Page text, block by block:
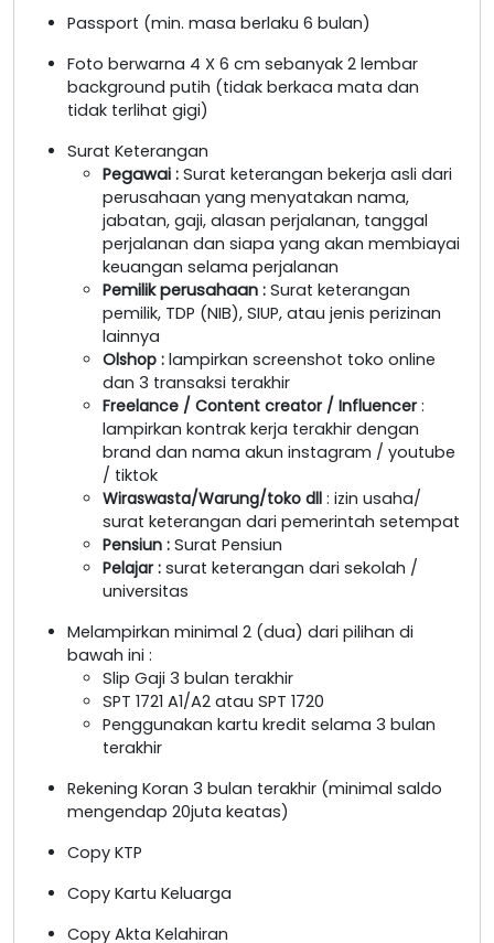
Passport (min. masa berlaku 6 bulan)
Foto berwarna 4 X 6 cm sebanyak 2 lembar
background putih (tidak berkaca mata dan
tidak terlihat gigi)
Surat Keterangan
Pegawai : Surat keterangan bekerja asli dari
perusahaan yang menyatakan nama,
jabatan, gaji, alasan perjalanan, tanggal
perjalanan dan siapa yang akan membiayai
keuangan selama perjalanan
Pemilik perusahaan : Surat keterangan
pemilik, TDP (NIB), SIUP, atau jenis perizinan
lainnya
Olshop : lampirkan screenshot toko online
dan 3 transaksi terakhir
Freelance / Content creator / Influencer :
lampirkan kontrak kerja terakhir dengan
brand dan nama akun instagram / youtube
/ tiktok
Wiraswasta/Warung/toko dll : izin usaha/
surat keterangan dari pemerintah setempat
Pensiun : Surat Pensiun
Pelajar : surat keterangan dari sekolah /
universitas
Melampirkan minimal 2 (dua) dari pilihan di
bawah ini :
Slip Gaji 3 bulan terakhir
SPT 1721 A1/A2 atau SPT 1720
Penggunakan kartu kredit selama 3 bulan
terakhir
Rekening Koran 3 bulan terakhir (minimal saldo
mengendap 20juta keatas)
Copy KTP
Copy Kartu Keluarga
Copy Akta Kelahiran